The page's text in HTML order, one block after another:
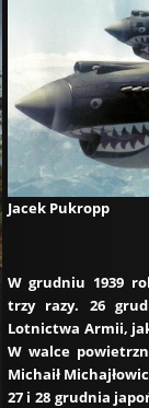
Jacek Pukropp
W grudniu 1939
trzy razy. 26
Lotnictwa Armii,
W walce
Michaił
27 i 28 grudnia